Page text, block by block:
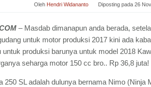
Oleh Hendri Widananto Diposting pada 26
– Masdab dimanapun anda berada,
untuk motor produksi 2017 kini ada
untuk produksi barunya untuk model 2018
seharga motor 150 cc bro.. Rp 36,8 juta!
250 SL adalah dulunya bernama Nimo (Ninja